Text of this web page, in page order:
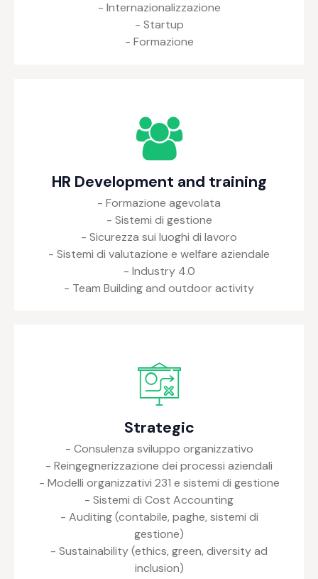
- Internazionalizzazione
- Startup
- Formazione
HR Development and training
- Formazione agevolata
- Sistemi di gestione
- Sicurezza sui luoghi di lavoro
- Sistemi di valutazione e welfare aziendale
- Industry 4.0
- Team Building and outdoor activity
Strategic
- Consulenza sviluppo organizzativo
- Reingegnerizzazione dei processi aziendali
- Modelli organizzativi 231 e sistemi di gestione
- Sistemi di Cost Accounting
- Auditing (contabile, paghe, sistemi di
gestione)
- Sustainability (ethics, green, diversity ad
inclusion)